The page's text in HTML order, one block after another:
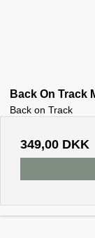
Back On Track
Back on Track
349,00 DKK